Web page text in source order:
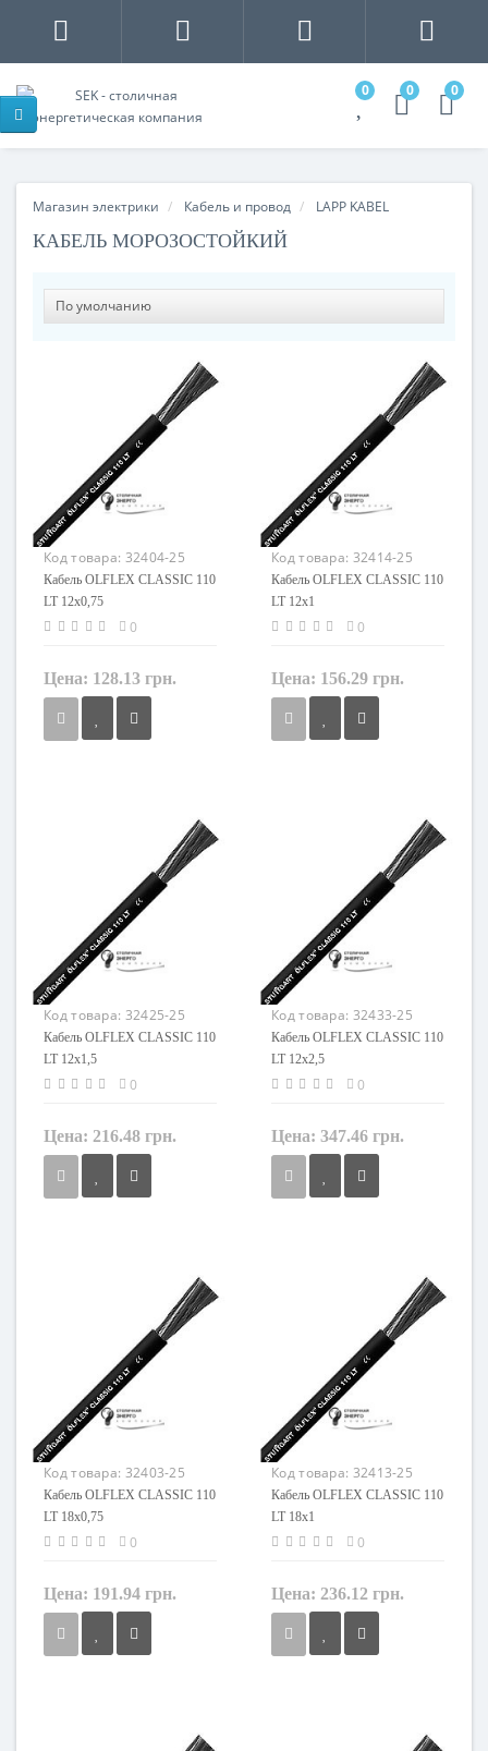
0 0 0
Магазин электрики Кабель и провод LAPP KABEL
КАБЕЛЬ МОРОЗОСТОЙКИЙ
Код товара: 32404-25
Кабель OLFLEX CLASSIC 110
LT 12x0,75
0
Цена: 128.13 грн.
не экранированный
Заземление
с жилой заземления
Маркировка
OLFLEX CLASSIC 110 LT
Код товара: 32414-25
Кабель OLFLEX CLASSIC 110
LT 12x1
0
Цена: 156.29 грн.
не экранированный
Заземление
с жилой заземления
Маркировка
OLFLEX CLASSIC 110 LT
Код товара: 32425-25
Кабель OLFLEX CLASSIC 110
LT 12x1,5
0
Цена: 216.48 грн.
не экранированный
Заземление
с жилой заземления
Маркировка
OLFLEX CLASSIC 110 LT
Код товара: 32433-25
Кабель OLFLEX CLASSIC 110
LT 12x2,5
0
Цена: 347.46 грн.
не экранированный
Заземление
с жилой заземления
Маркировка
OLFLEX CLASSIC 110 LT
Код товара: 32403-25
Кабель OLFLEX CLASSIC 110
LT 18x0,75
0
Цена: 191.94 грн.
Код товара: 32413-25
Кабель OLFLEX CLASSIC 110
LT 18x1
0
Цена: 236.12 грн.